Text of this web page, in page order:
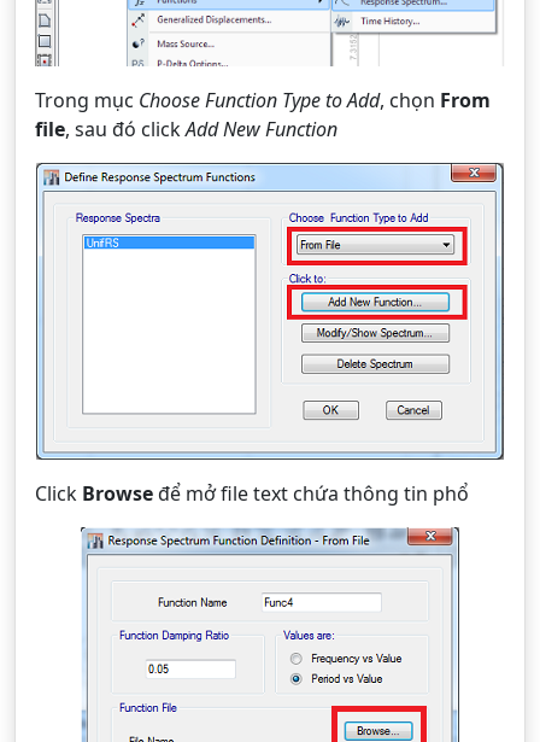
Trong mục Choose Function Type to Add, chọn From
file, sau đó clickAdd New Function
Click Browseđể mở file text chứa thông tin phổ